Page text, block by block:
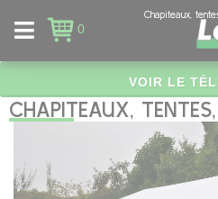
0
Chapiteaux,
VOIR LE
CHAPITEAUX,
Panneau de gestion des cookies